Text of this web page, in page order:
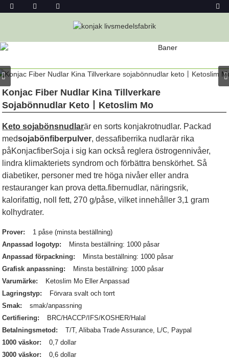
PRODUKT
Konjac Fiber Nudlar Kina Tillverkare
Sojabönnudlar Keto丨Ketoslim Mo
Keto sojabönsnudlarär en sorts konjakrotnudlar. Packad
medsojabönfiberpulver, dessafiberrika nudlarär rika
påKonjacfiberSoja i sig kan också reglera östrogennivåer,
lindra klimakteriets syndrom och förbättra benskörhet. Så
diabetiker, personer med tre höga nivåer eller andra
restauranger kan prova detta.fibernudlar, näringsrik,
kalorifattig, noll fett, 270 g/påse, vilket innehåller 3,1 gram
kolhydrater.
Prover:
1 påse (minsta beställning)
Anpassad logotyp:
Minsta beställning: 1000 påsar
Anpassad förpackning:
Minsta beställning: 1000 påsar
Grafisk anpassning:
Minsta beställning: 1000 påsar
Varumärke:
Ketoslim Mo Eller Anpassad
Lagringstyp:
Förvara svalt och torrt
Smak:
smak/anpassning
Certifiering:
BRC/HACCP/IFS/KOSHER/Halal
Betalningsmetod:
T/T, Alibaba Trade Assurance, L/C, Paypal
1000 väskor:
0,7 dollar
3000 väskor:
0,6 dollar